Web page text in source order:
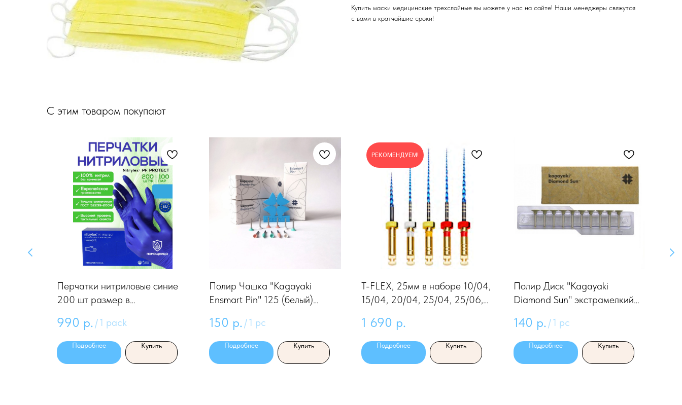
Купить маски медицинские трехслойные вы можете у нас на сайте! Наши менеджеры свяжутся
с вами в кратчайшие сроки!
С этим товаром покупают
Перчатки нитриловые синие
200 шт размер в
990 р. /1 pack
Подробнее Купить
Полир Чашка "Kagayaki
Ensmart Pin" 125 (белый)
150 р. /1 pc
Подробнее Купить
РЕКОМЕНДУЕМ!
T-FLEX, 25мм в наборе 10/04,
15/04, 20/04, 25/04, 25/06,
1 690 р.
Подробнее Купить
Полир Диск "Kagayaki
Diamond Sun" экстрамелкий
140 р. /1 pc
Подробнее Купить